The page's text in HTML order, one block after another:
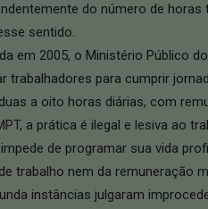
do número de
sentido.
em 2005, o Ministério Público
trabalhadores para cumprir
a oito horas diárias, com
a prática é ilegal e lesiva ao
de programar sua vida
trabalho nem da remuneração
instâncias julgaram